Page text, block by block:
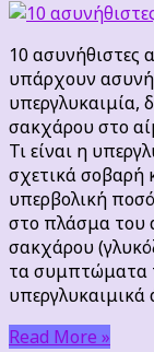
10 ασυνήθιστες
υπάρχουν
υπεργλυκαιμία,
σακχάρου στο
Τι είναι η
σχετικά σοβαρή
υπερβολική
στο πλάσμα του
σακχάρου
τα συμπτώματα
υπεργλυκαιμικά
Read More »